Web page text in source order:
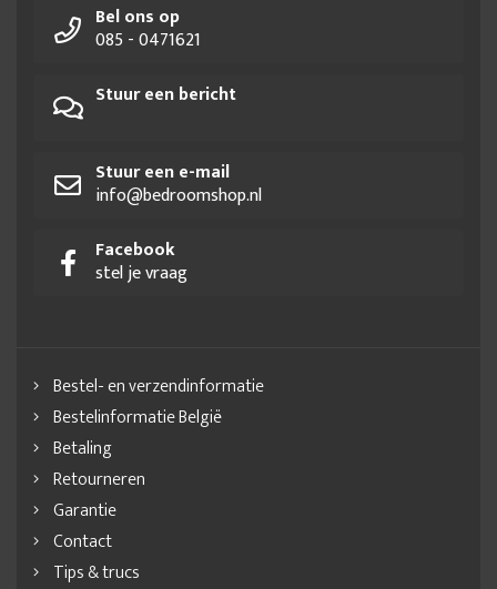
Bel ons op
085 - 0471621
Stuur een bericht
Stuur een e-mail
info@bedroomshop.nl
Facebook
stel je vraag
Bestel- en verzendinformatie
Bestelinformatie België
Betaling
Retourneren
Garantie
Contact
Tips & trucs